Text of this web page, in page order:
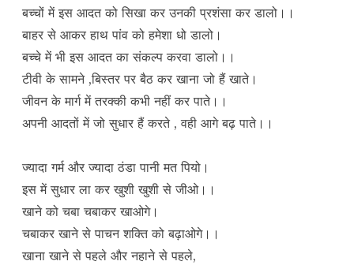
बच्चों में इस आदत को सिखा कर उनकी प्रशंसा कर डालो।।
बाहर से आकर हाथ पांव को हमेशा धो डालो।
बच्चे में भी इस आदत का संकल्प करवा डालो।।
टीवी के सामने ,बिस्तर पर बैठ कर खाना जो हैं खाते।
जीवन के मार्ग में तरक्की कभी नहीं कर पाते।।
अपनी आदतों में जो सुधार हैं करते , वही आगे बढ़ पाते।।
ज्यादा गर्म और ज्यादा ठंडा पानी मत पियो।
इस में सुधार ला कर खुशी खुशी से जीओ।।
खाने को चबा चबाकर खाओगे।
चबाकर खाने से पाचन शक्ति को बढ़ाओगे।।
खाना खाने से पहले और नहाने से पहले,